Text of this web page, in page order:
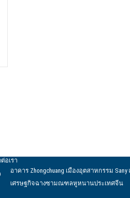
อเรา
อาคาร Zhongchuang เมืองอุตสาหกรรม
เศรษฐกิจฉางซามณฑลหูหนานประเทศจีน